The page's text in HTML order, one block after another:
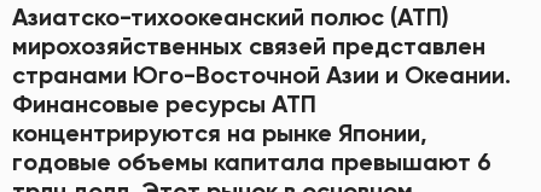
Азиатско-тихоокеанский полюс (АТП)
мирохозяйственных связей представлен
странами Юго-Восточной Азии и Океании.
Финансовые ресурсы АТП
концентрируются на рынке Японии,
годовые объемы капитала превышают 6